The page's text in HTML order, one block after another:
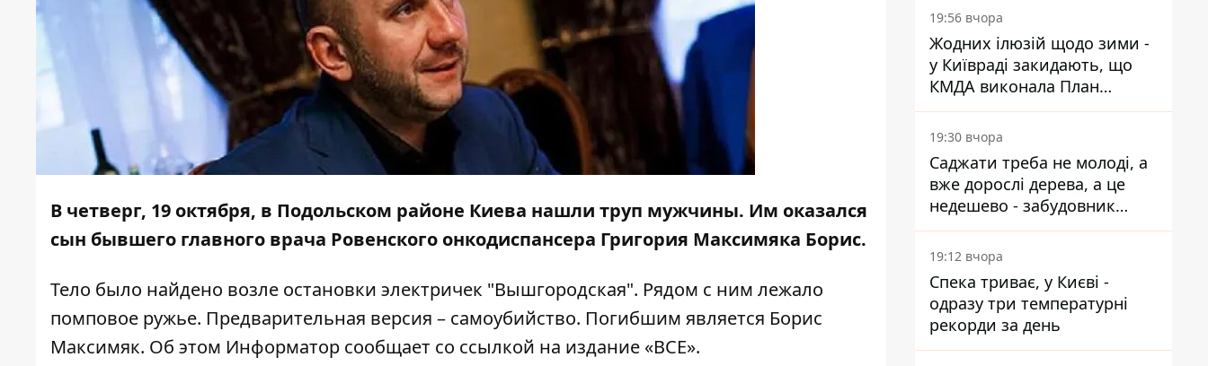
В четверг, 19 октября, в Подольском районе Киева нашли труп мужчины. Им оказался
сын бывшего главного врача Ровенского онкодиспансера Григория Максимяка Борис.
Тело было найдено возле остановки электричек "Вышгородская". Рядом с ним лежало
помповое ружье. Предварительная версия – самоубийство. Погибшим является Борис
Максимяк. Об этом Информатор сообщает со ссылкой на издание«ВСЕ».
19:56 вчора
Жодних ілюзій щодо зими -
у Київраді закидають, що
КМДА виконала План
стійкості на 20%
19:30 вчора
Саджати треба не молоді, а
вже дорослі дерева, а це
недешево - забудовник
Ніконов
19:12 вчора
Спека триває, у Києві -
одразу три температурні
рекорди за день